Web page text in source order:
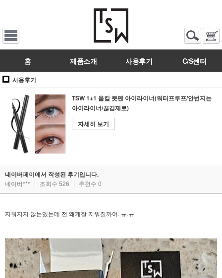
홈 제품소개 사용후기 C/S센터
사용후기
TSW 1+1 올킬 붓펜 아이라이너(워터프루프/안번지는
아이라이너/끊김제로)
자세히 보기
네이버페이에서 작성된 후기입니다.
네이버*** | 조회수 526 | 추천수 0
지워지지 않는뎄는데 전 왜케잘 지워질까여. ㅠ.ㅠ